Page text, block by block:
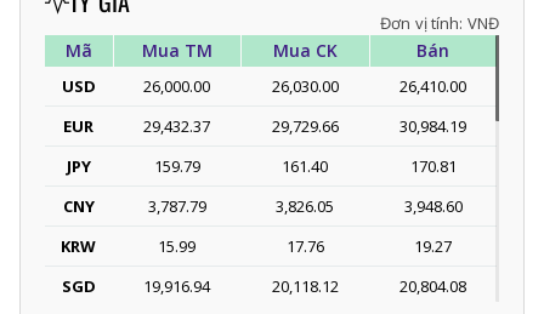
Đơn vị tính: VNĐ
Mã Mua TM Mua CK Bán
USD 26,000.00 26,030.00
26,410.00
EUR
29,432.37 29,729.66
30,984.19
JPY
159.79 161.40
170.81
CNY
3,787.79 3,826.05
3,948.60
KRW
15.99 17.76
19.27
SGD
19,916.94 20,118.12
20,804.08